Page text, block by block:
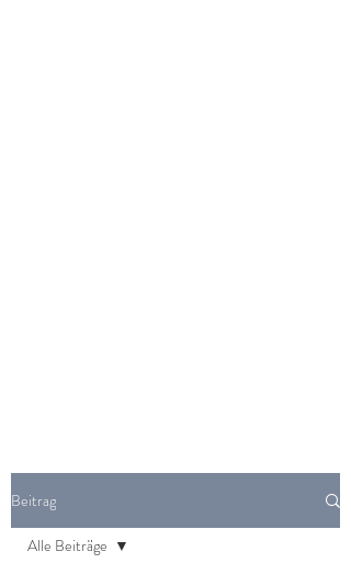
Beitrag
Alle Beiträge